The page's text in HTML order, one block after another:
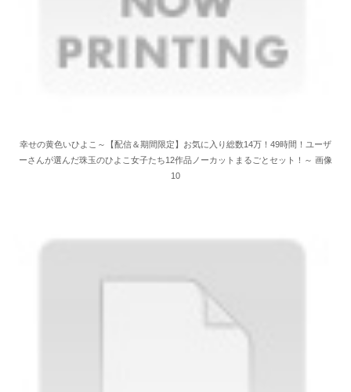
幸せの黄色いひよこ～【配信＆期間限定】お気に入り総数14万！49時間！ユーザ
ーさんが選んだ珠玉のひよこ女子たち12作品ノーカットまるごとセット！～ 画像
10